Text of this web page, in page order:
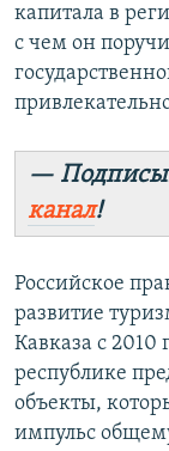
капитала в
с чем он
—
канал!
Российское
развитие
Кавказа с 2010
республике
объекты,
импульс